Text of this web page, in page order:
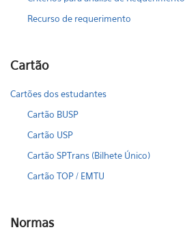
Recurso de requerimento
Cartão
Cartões dos estudantes
Cartão BUSP
Cartão USP
Cartão SPTrans (Bilhete Único)
Cartão TOP / EMTU
Normas